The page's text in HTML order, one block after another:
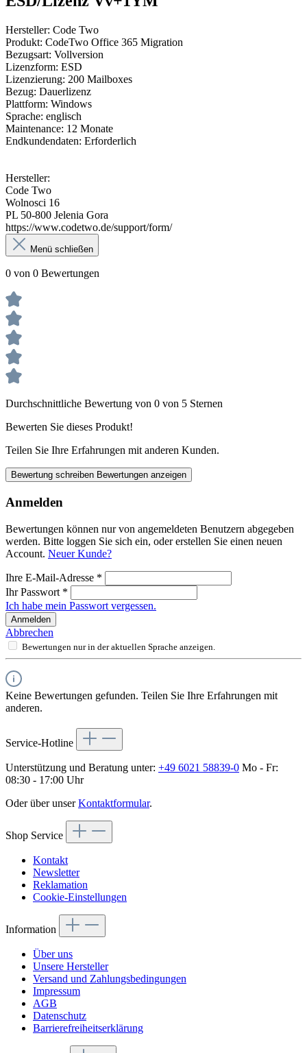
Hersteller: Code Two
Produkt: CodeTwo Office 365 Migration
Bezugsart: Vollversion
Lizenzform: ESD
Lizenzierung: 200 Mailboxes
Bezug: Dauerlizenz
Plattform: Windows
Sprache: englisch
Maintenance: 12 Monate
Endkundendaten: Erforderlich
Hersteller:
Code Two
Wolnosci 16
PL 50-800 Jelenia Gora
https://www.codetwo.de/support/form/
Menü schließen
0 von 0 Bewertungen
Durchschnittliche Bewertung von 0 von 5 Sternen
Bewerten Sie dieses Produkt!
Teilen Sie Ihre Erfahrungen mit anderen Kunden.
Bewertung schreiben Bewertungen anzeigen
Anmelden
Bewertungen können nur von angemeldeten Benutzern abgegeben
werden. Bitte loggen Sie sich ein, oder erstellen Sie einen neuen
Account. Neuer Kunde?
Ihre E-Mail-Adresse *
Ihr Passwort *
Ich habe mein Passwort vergessen.
Anmelden
Abbrechen
Bewertungen nur in der aktuellen Sprache anzeigen.
Keine Bewertungen gefunden. Teilen Sie Ihre Erfahrungen mit
anderen.
Service-Hotline
Unterstützung und Beratung unter: +49 6021 58839-0 Mo - Fr:
08:30 - 17:00 Uhr
Oder über unserKontaktformular.
Shop Service
Kontakt
Newsletter
Reklamation
Cookie-Einstellungen
Information
Über uns
Unsere Hersteller
Versand und Zahlungsbedingungen
Impressum
AGB
Datenschutz
Barrierefreiheitserklärung